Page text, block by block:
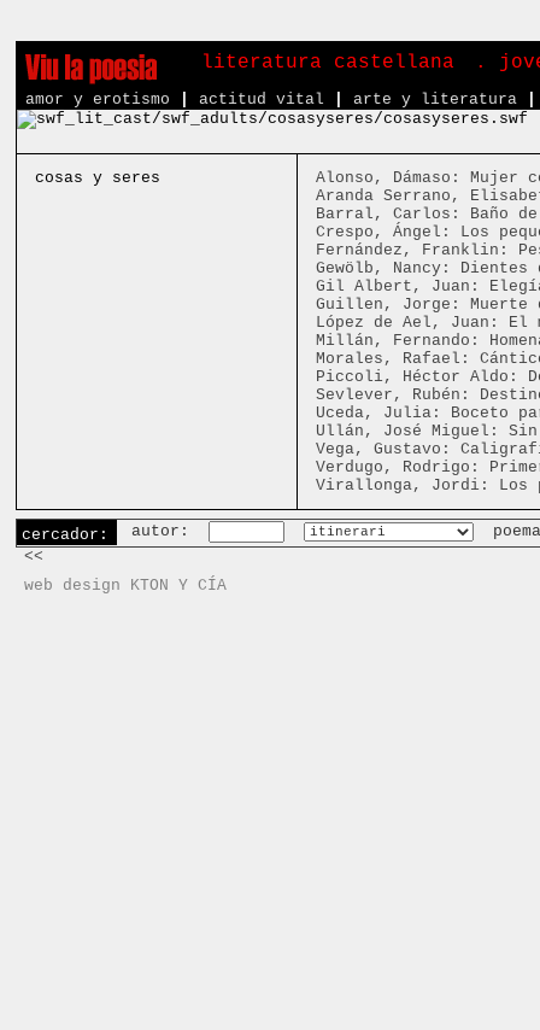
literatura castellana .
amor y erotismo actitud vital arte y literatura
cosas y seres
Alonso, Dámaso: Mujer
Aranda Serrano,
Barral, Carlos: Baño de
Crespo, Ángel: Los
Fernández, Franklin:
Gewölb, Nancy: Dientes
Gil Albert, Juan: Elegía
Guillen, Jorge: Muerte
López de Ael, Juan: El
Millán, Fernando:
Morales, Rafael:
Piccoli, Héctor Aldo:
Sevlever, Rubén:
Uceda, Julia: Boceto
Ullán, José Miguel:
Vega, Gustavo:
Verdugo, Rodrigo:
Virallonga, Jordi: Los
cercador: autor:
<<
web design KTON Y CÍA